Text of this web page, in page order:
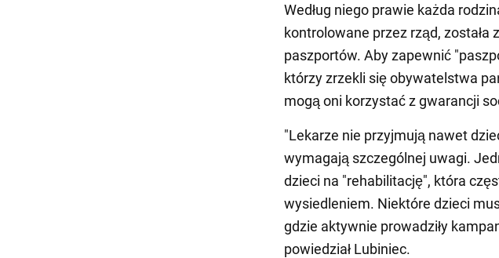
Według niego prawie każda
kontrolowane przez rząd,
paszportów. Aby zapewnić
którzy zrzekli się obywatelstwa
mogą oni korzystać z gwarancji
"Lekarze nie przyjmują nawet
wymagają szczególnej uwagi.
dzieci na "rehabilitację", która
wysiedleniem. Niektóre dzieci
gdzie aktywnie prowadziły
powiedział Lubiniec.